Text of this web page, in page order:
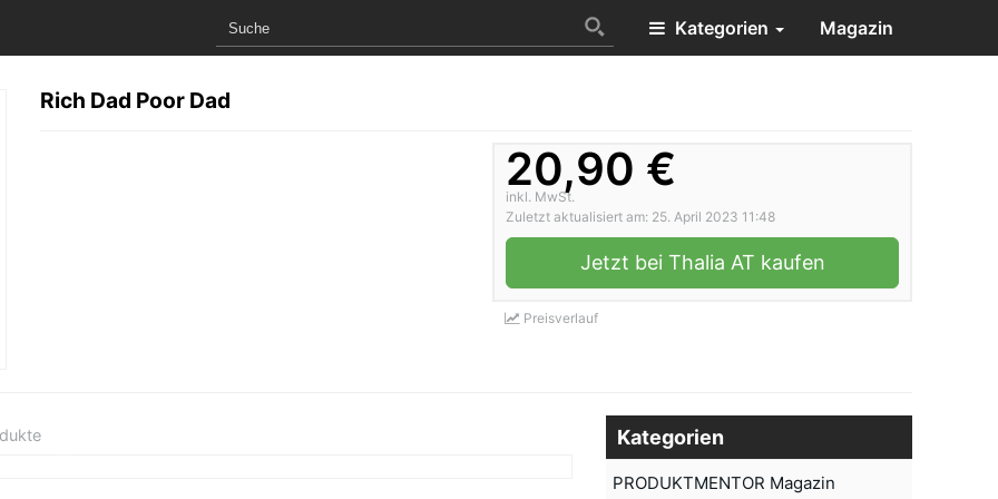
Kategorien Magazin
Rich Dad Poor Dad
20,90 €
inkl. MwSt.
Zuletzt aktualisiert am: 25. April 2023 11:48
Jetzt bei Thalia AT kaufen
Preisverlauf
Kategorien
PRODUKTMENTOR Magazin